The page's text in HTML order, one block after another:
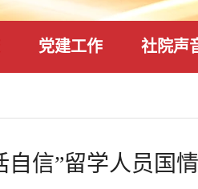
党建工作 社院声
自信”留学人员国